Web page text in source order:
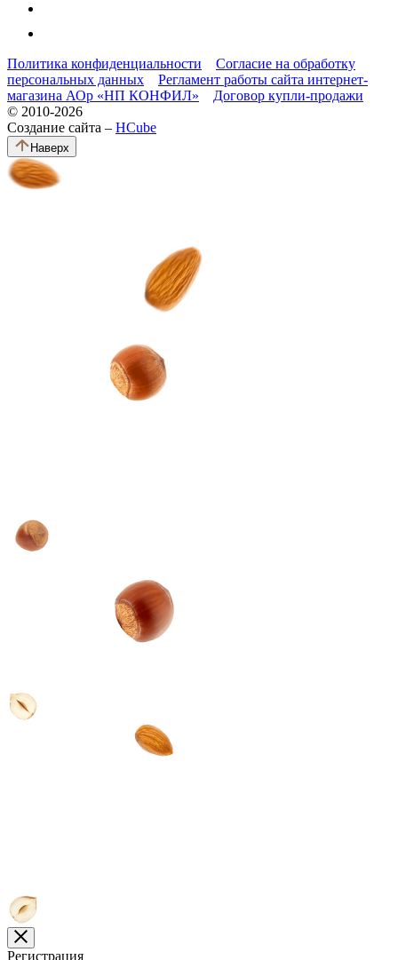
Политика конфиденциальности
Согласие на обработку
персональных данных
Регламент работы сайта интернет-
магазина АОр «НП КОНФИЛ»
Договор купли-продажи
© 2010-2026
Создание сайта – HCube
Наверх
Регистрация